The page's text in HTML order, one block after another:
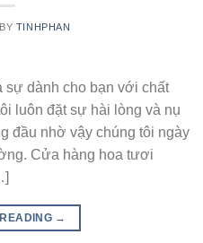
BY TINHPHAN
sự dành cho bạn với chất
luôn đặt sự hài lòng và nụ
đầu nhờ vậy chúng tôi ngày
Cửa hàng hoa tươi
→